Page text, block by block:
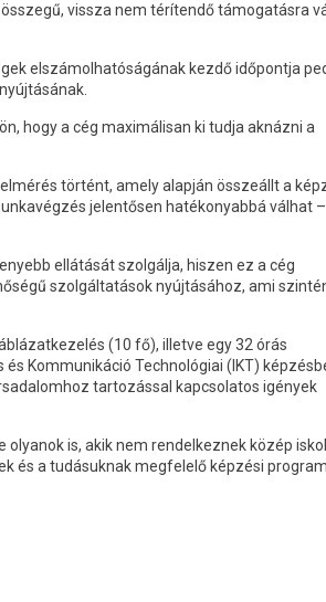
vissza nem térítendő támogatásra
elszámolhatóságának kezdő időpontja
hogy a cég maximálisan ki tudja aknázni a
történt, amely alapján összeállt a
jelentősen hatékonyabbá válhat
ellátását szolgálja, hiszen ez a cég
szolgáltatások nyújtásához, ami
(10 fő), illetve egy 32 órás
Kommunikáció Technológiai (IKT)
tartozással kapcsolatos igények
is, akik nem rendelkeznek közép
és a tudásuknak megfelelő képzési